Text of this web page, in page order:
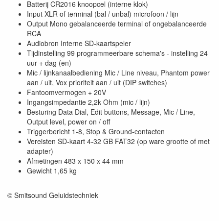
Batterij CR2016 knoopcel (interne klok)
Input XLR of terminal (bal / unbal) microfoon / lijn
Output Mono gebalanceerde terminal of ongebalanceerde
RCA
Audiobron Interne SD-kaartspeler
Tijdinstelling 99 programmeerbare schema's - instelling 24
uur + dag (en)
Mic / lijnkanaalbediening Mic / Line niveau, Phantom power
aan / uit, Vox prioriteit aan / uit (DIP switches)
Fantoomvermogen + 20V
Ingangsimpedantie 2,2k Ohm (mic / lijn)
Besturing Data Dial, Edit buttons, Message, Mic / Line,
Output level, power on / off
Triggerbericht 1-8, Stop & Ground-contacten
Vereisten SD-kaart 4-32 GB FAT32 (op ware grootte of met
adapter)
Afmetingen 483 x 150 x 44 mm
Gewicht 1,65 kg
© Smitsound Geluidstechniek